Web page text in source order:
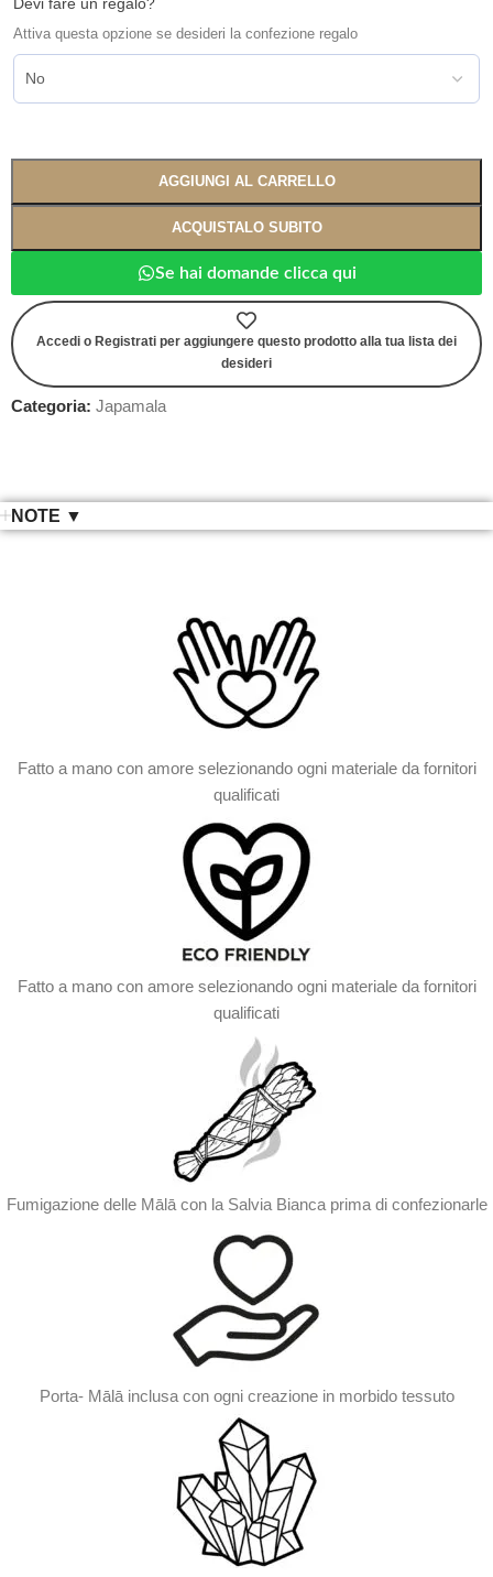
Attiva questa opzione se desideri la confezione regalo
AGGIUNGI AL CARRELLO
ACQUISTALO SUBITO
Se hai domande clicca qui
Accedi o Registrati per aggiungere questo prodotto alla tua lista dei
desideri
Categoria: Japamala
NOTE ▼
Fatto a mano con amore selezionando ogni materiale da fornitori
qualificati
Fatto a mano con amore selezionando ogni materiale da fornitori
qualificati
Fumigazione delle Mālā con la Salvia Bianca prima di confezionarle
Porta- Mālā inclusa con ogni creazione in morbido tessuto